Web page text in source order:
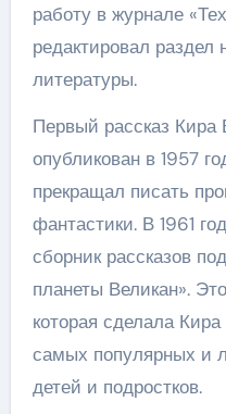
работу в журнале
редактировал раздел
литературы.
Первый рассказ
опубликован в 1957
прекращал писать
фантастики. В 1961
сборник рассказов
планеты Великан».
которая сделала
самых популярных и
детей и подростков.